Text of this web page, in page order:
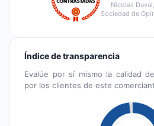
Nicolas
Sociedad de
Índice de transparencia
Evalúe por sí mismo la calidad
por los clientes de este